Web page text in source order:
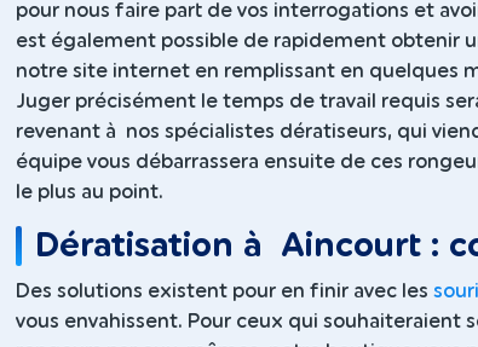
pour nous faire part de vos interrogations et
est également possible de rapidement obtenir
notre site internet en remplissant en quelques
Juger précisément le temps de travail requis
revenant à nos spécialistes dératiseurs, qui
équipe vous débarrassera ensuite de ces
le plus au point.
Dératisation à Aincourt :
Des solutions existent pour en finir avec les
vous envahissent. Pour ceux qui souhaiteraient